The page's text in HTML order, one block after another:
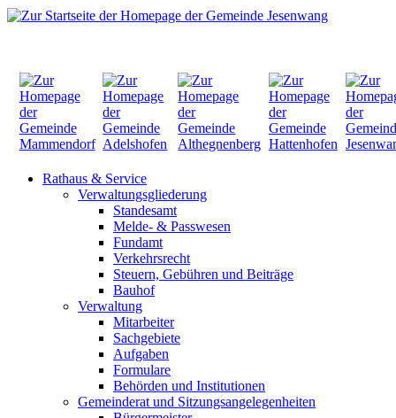
Rathaus & Service
Verwaltungsgliederung
Standesamt
Melde- & Passwesen
Fundamt
Verkehrsrecht
Steuern, Gebühren und Beiträge
Bauhof
Verwaltung
Mitarbeiter
Sachgebiete
Aufgaben
Formulare
Behörden und Institutionen
Gemeinderat und Sitzungsangelegenheiten